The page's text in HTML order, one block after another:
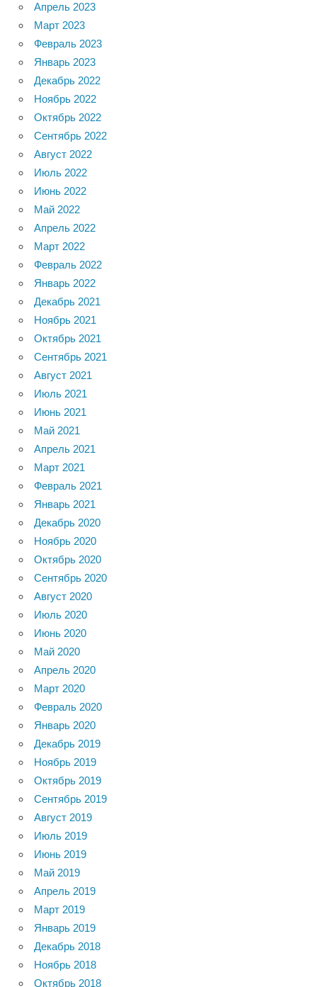
Апрель 2023
Март 2023
Февраль 2023
Январь 2023
Декабрь 2022
Ноябрь 2022
Октябрь 2022
Сентябрь 2022
Август 2022
Июль 2022
Июнь 2022
Май 2022
Апрель 2022
Март 2022
Февраль 2022
Январь 2022
Декабрь 2021
Ноябрь 2021
Октябрь 2021
Сентябрь 2021
Август 2021
Июль 2021
Июнь 2021
Май 2021
Апрель 2021
Март 2021
Февраль 2021
Январь 2021
Декабрь 2020
Ноябрь 2020
Октябрь 2020
Сентябрь 2020
Август 2020
Июль 2020
Июнь 2020
Май 2020
Апрель 2020
Март 2020
Февраль 2020
Январь 2020
Декабрь 2019
Ноябрь 2019
Октябрь 2019
Сентябрь 2019
Август 2019
Июль 2019
Июнь 2019
Май 2019
Апрель 2019
Март 2019
Январь 2019
Декабрь 2018
Ноябрь 2018
Октябрь 2018